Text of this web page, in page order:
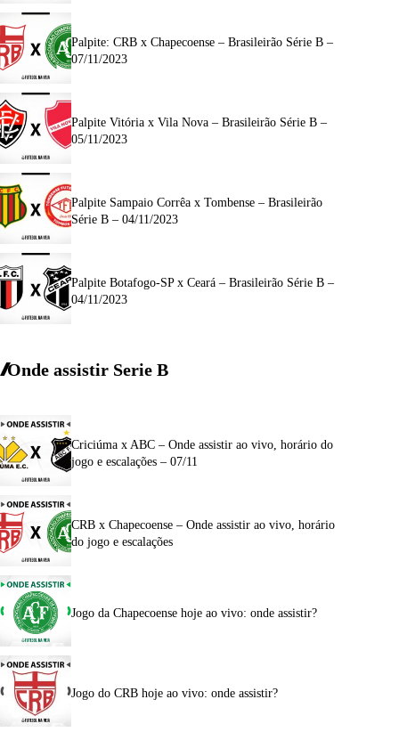
Palpite: CRB x Chapecoense – Brasileirão Série B –
07/11/2023
Palpite Vitória x Vila Nova – Brasileirão Série B –
05/11/2023
Palpite Sampaio Corrêa x Tombense – Brasileirão
Série B – 04/11/2023
Palpite Botafogo-SP x Ceará – Brasileirão Série B –
04/11/2023
Onde assistir Serie B
Criciúma x ABC – Onde assistir ao vivo, horário do
jogo e escalações – 07/11
CRB x Chapecoense – Onde assistir ao vivo, horário
do jogo e escalações
Jogo da Chapecoense hoje ao vivo: onde assistir?
Jogo do CRB hoje ao vivo: onde assistir?